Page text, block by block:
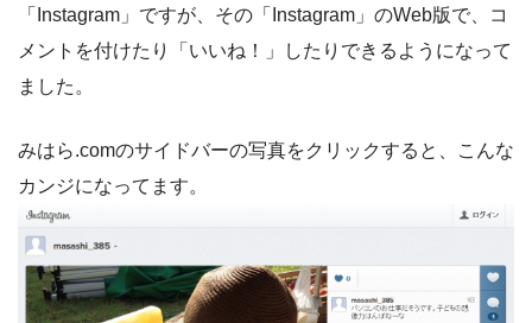
「Instagram」ですが、その「Instagram」のWeb版で、コ
メントを付けたり「いいね！」したりできるようになって
ました。
みはら.comのサイドバーの写真をクリックすると、こんな
カンジになってます。